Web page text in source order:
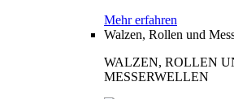
Mehr erfahren
Walzen, Rollen und
WALZEN, ROLLEN
MESSERWELLEN